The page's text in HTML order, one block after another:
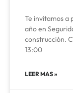
Te invitamos
año en
construcción.
13:00
LEER MAS »